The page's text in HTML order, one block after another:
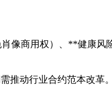
像商用权）、**健康风
推动行业合约范本改革。